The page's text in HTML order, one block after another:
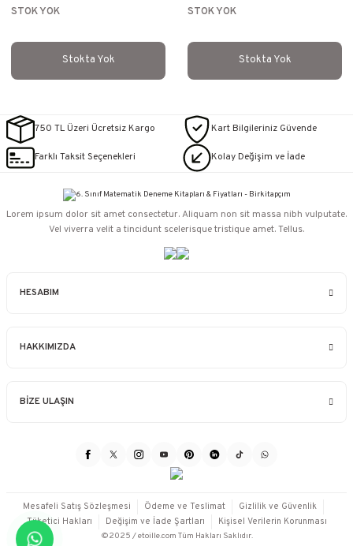
STOK YOK
Stokta Yok
STOK YOK
Stokta Yok
750 TL Üzeri Ücretsiz Kargo Kart Bilgileriniz Güvende
Farklı Taksit Seçenekleri Kolay Değişim ve İade
HESABIM
HAKKIMIZDA
BİZE ULAŞIN
Lorem ipsum dolor sit amet consectetur. Aliquam non sit massa nibh vulputate.
Vel viverra velit a tincidunt scelerisque tristique amet. Tellus.
©2025 / etoille.com Tüm Hakları Saklıdır.
Mesafeli Satış Sözleşmesi Ödeme ve Teslimat
Gizlilik ve Güvenlik
Tüketici Hakları
Değişim ve İade Şartları Kişisel Verilerin Korunması